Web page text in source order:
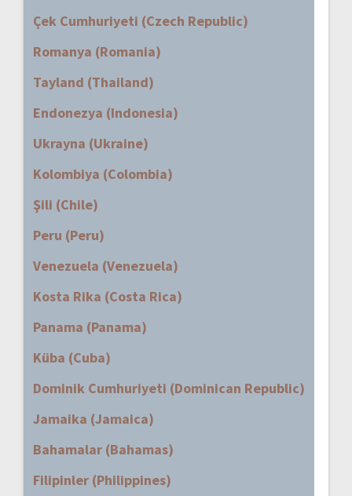
Çek Cumhuriyeti (Czech Republic)
Romanya (Romania)
Tayland (Thailand)
Endonezya (Indonesia)
Ukrayna (Ukraine)
Kolombiya (Colombia)
Şili (Chile)
Peru (Peru)
Venezuela (Venezuela)
Kosta Rika (Costa Rica)
Panama (Panama)
Küba (Cuba)
Dominik Cumhuriyeti (Dominican Republic)
Jamaika (Jamaica)
Bahamalar (Bahamas)
Filipinler (Philippines)